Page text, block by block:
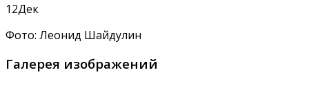
12Дек
Фото: Леонид Шайдулин
Галерея изображений